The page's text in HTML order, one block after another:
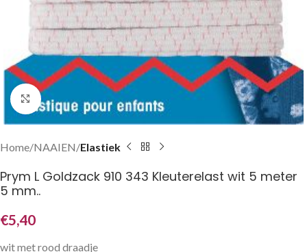
Klik om te vergroten
Home NAAIEN Elastiek
Prym L Goldzack 910 343 Kleuterelast wit 5 meter
5 mm..
€5,40
wit met rood draadje